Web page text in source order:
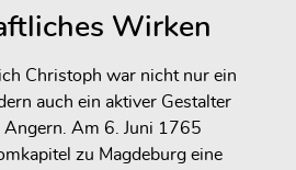
Wirken
Christoph war nicht nur ein
auch ein aktiver Gestalter
Angern. Am 6. Juni 1765
zu Magdeburg eine